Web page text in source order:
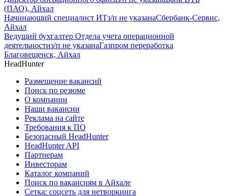
(ПАО), Айхал
Начинающий специалист ИТз/п не указанаСбербанк-Сервис,
Айхал
Ведущий бухгалтер Отдела учета операционной
деятельностиз/п не указанаГазпром переработка
Благовещенск, Айхал
HeadHunter
Размещение вакансий
Поиск по резюме
О компании
Наши вакансии
Реклама на сайте
Требования к ПО
Безопасный HeadHunter
HeadHunter API
Партнерам
Инвесторам
Каталог компаний
Поиск по вакансиям в Айхале
Сетка: соцсеть для нетворкинга